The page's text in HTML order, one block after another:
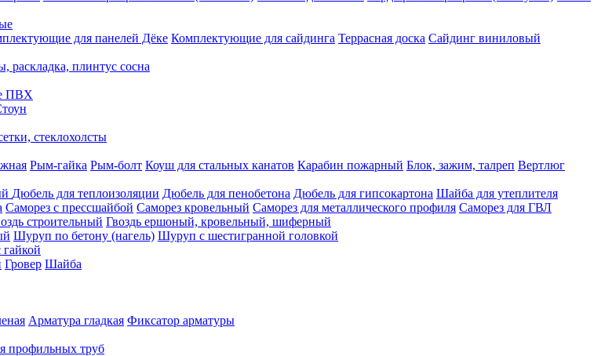
для панелей Дёке Комплектующие для сайдинга Террасная доска Сайдинг виниловый
раскладка, плинтус сосна
ПВХ
стеклохолсты
Рым-гайка Рым-болт Коуш для стальных канатов Карабин пожарный Блок, зажим, талреп Вертлюг
Дюбель для теплоизоляции Дюбель для пенобетона Дюбель для гипсокартона Шайба для утеплителя
Саморез с прессшайбой Саморез кровельный Саморез для металлического профиля Саморез для ГВЛ
строительный Гвоздь ершоный, кровельный, шиферный
Шуруп по бетону (нагель) Шуруп с шестигранной головкой
Гровер Шайба
Арматура гладкая Фиксатор арматуры
профильных труб